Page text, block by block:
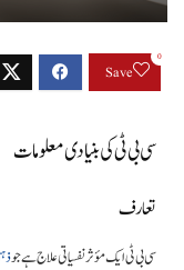
Save
0
سی بی ٹی کی بنیادی معلومات
تعارف
سی بی ٹی ایک مؤثر نفسیاتی علاج ہے جو